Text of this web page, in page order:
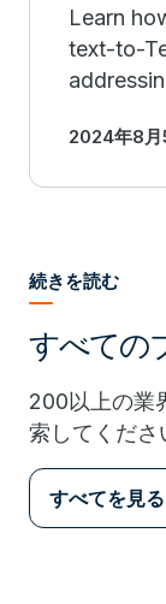
Learn
text-to-
and
2024年8月
続きを読む
すべての
200以上の業
索してくださ
すべてを見る